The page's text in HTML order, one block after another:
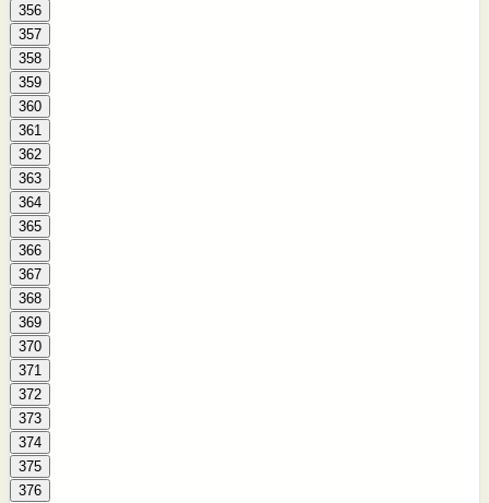
356
357
358
359
360
361
362
363
364
365
366
367
368
369
370
371
372
373
374
375
376